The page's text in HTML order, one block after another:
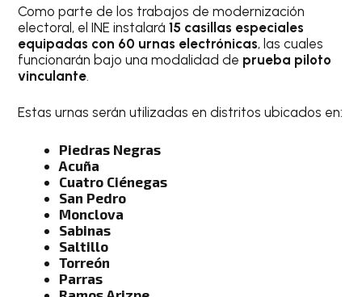
Como parte de los trabajos de modernización
electoral, el INE instalará15 casillas especiales
equipadas con 60 urnas electrónicas, las cuales
funcionarán bajo una modalidad de prueba piloto
vinculante.
Estas urnas serán utilizadas en distritos ubicados en:
Piedras Negras
Acuña
Cuatro Ciénegas
San Pedro
Monclova
Sabinas
Saltillo
Torreón
Parras